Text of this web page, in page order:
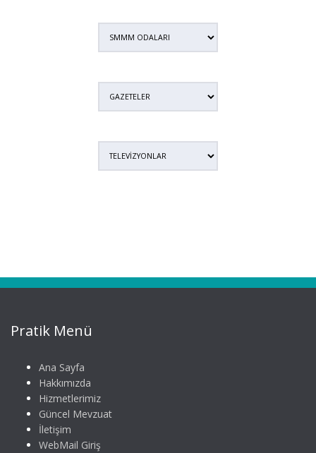
Pratik Menü
Ana Sayfa
Hakkımızda
Hizmetlerimiz
Güncel Mevzuat
İletişim
WebMail Giriş